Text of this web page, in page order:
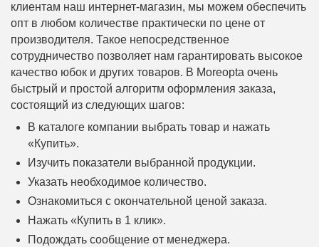
клиентам наш интернет-магазин, мы можем обеспечить
опт в любом количестве практически по цене от
производителя. Такое непосредственное
сотрудничество позволяет нам гарантировать высокое
качество юбок и других товаров. В Moreopta очень
быстрый и простой алгоритм оформления заказа,
состоящий из следующих шагов:
В каталоге компании выбрать товар и нажать
«Купить».
Изучить показатели выбранной продукции.
Указать необходимое количество.
Ознакомиться с окончательной ценой заказа.
Нажать «Купить в 1 клик».
Подождать сообщение от менеджера.